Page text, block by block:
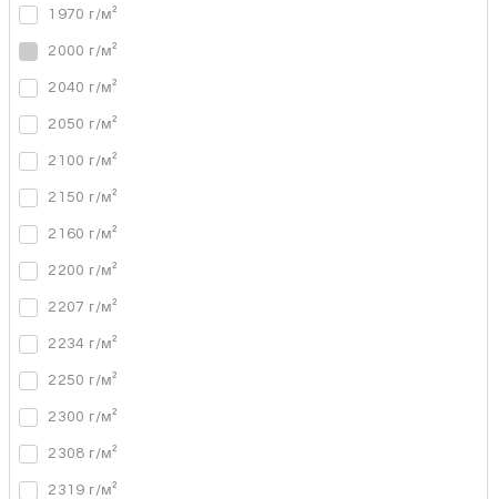
1970 г/м²
2000 г/м²
2040 г/м²
2050 г/м²
2100 г/м²
2150 г/м²
2160 г/м²
2200 г/м²
2207 г/м²
2234 г/м²
2250 г/м²
2300 г/м²
2308 г/м²
2319 г/м²